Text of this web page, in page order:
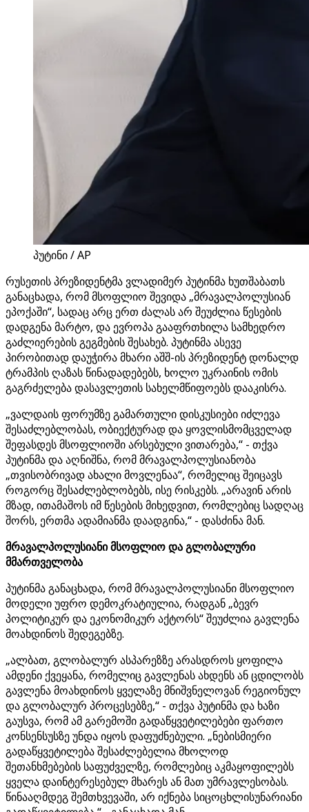
პუტინი / AP
რუსეთის პრეზიდენტმა ვლადიმერ პუტინმა ხუთშაბათს
განაცხადა, რომ მსოფლიო შევიდა „მრავალპოლუსიან
ეპოქაში“, სადაც არც ერთ ძალას არ შეუძლია წესების
დადგენა მარტო, და ევროპა გააფრთხილა სამხედრო
გაძლიერების გეგმების შესახებ. პუტინმა ასევე
პირობითად დაუჭირა მხარი აშშ-ის პრეზიდენტ დონალდ
ტრამპის ღაზას წინადადებებს, ხოლო უკრაინის ომის
გაგრძელება დასავლეთის სახელმწიფოებს დააკისრა.
„ვალდაის ფორუმზე გამართული დისკუსიები იძლევა
შესაძლებლობას, ობიექტურად და ყოვლისმომცველად
შეფასდეს მსოფლიოში არსებული ვითარება,“ - თქვა
პუტინმა და აღნიშნა, რომ მრავალპოლუსიანობა
„თვისობრივად ახალი მოვლენაა“, რომელიც შეიცავს
როგორც შესაძლებლობებს, ისე რისკებს. „არავინ არის
მზად, ითამაშოს იმ წესების მიხედვით, რომლებიც სადღაც
შორს, ერთმა ადამიანმა დაადგინა,“ - დასძინა მან.
მრავალპოლუსიანი მსოფლიო და გლობალური
მმართველობა
პუტინმა განაცხადა, რომ მრავალპოლუსიანი მსოფლიო
მოდელი უფრო დემოკრატიულია, რადგან „ბევრ
პოლიტიკურ და ეკონომიკურ აქტორს“ შეუძლია გავლენა
მოახდინოს შედეგებზე.
„ალბათ, გლობალურ ასპარეზზე არასდროს ყოფილა
ამდენი ქვეყანა, რომელიც გავლენას ახდენს ან ცდილობს
გავლენა მოახდინოს ყველაზე მნიშვნელოვან რეგიონულ
და გლობალურ პროცესებზე,“ - თქვა პუტინმა და ხაზი
გაუსვა, რომ ამ გარემოში გადაწყვეტილებები ფართო
კონსენსუსზე უნდა იყოს დაფუძნებული. „ნებისმიერი
გადაწყვეტილება შესაძლებელია მხოლოდ
შეთანხმებების საფუძველზე, რომლებიც აკმაყოფილებს
ყველა დაინტერესებულ მხარეს ან მათ უმრავლესობას.
წინააღმდეგ შემთხვევაში, არ იქნება სიცოცხლისუნარიანი